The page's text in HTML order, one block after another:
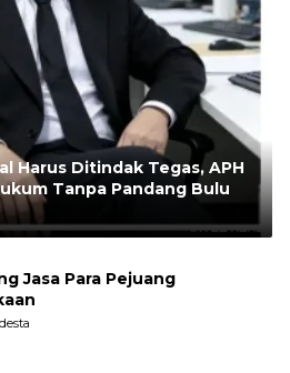
Harus Ditindak Tegas, APH
Tanpa Pandang Bulu
Jasa Para Pejuang